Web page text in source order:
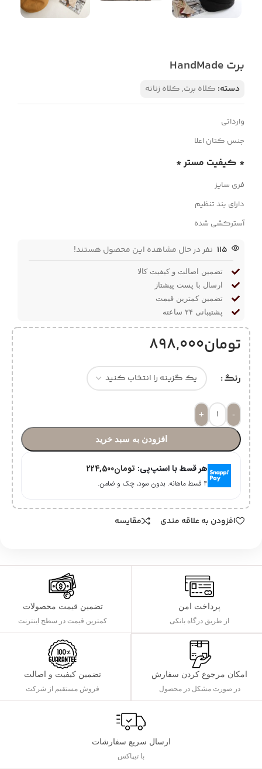
برت HandMade
دسته: کلاه برت, کلاه زنانه
وارداتی
جنس کتان اعلا
* کیفیت مستر *
فری سایز
دارای بند تنظیم
آسترکشی شده
115 نفر در حال مشاهده این محصول هستند!
تضمین اصالت و کیفیت کالا
ارسال با پست پیشتاز
تضمین کمترین قیمت
پشتیبانی ۲۴ ساعته
تومان898,000
رنگ
-
+
افزودن به سبد خرید
هر قسط با اسنپ‌پی: تومان224,500
۴ قسط ماهانه. بدون سود، چک و ضامن.
افزودن به علاقه مندی مقایسه
پرداخت امن
از طریق درگاه بانکی
تضمین قیمت محصولات
کمترین قیمت در سطح اینترنت
امکان مرجوع کردن سفارش
در صورت مشکل در محصول
تضمین کیفیت و اصالت
فروش مستقیم از شرکت
ارسال سریع سفارشات
با تیپاکس